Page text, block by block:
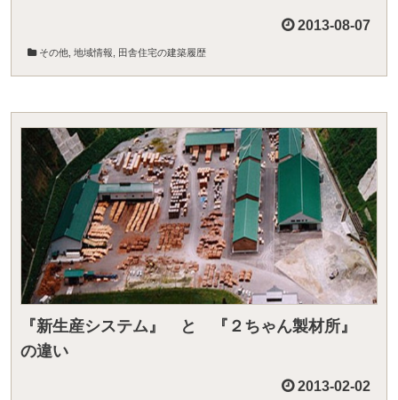
2013-08-07
その他 地域情報 田舎住宅の建築履歴
『新生産システム』 と 『２ちゃん製材所』
の違い
2013-02-02